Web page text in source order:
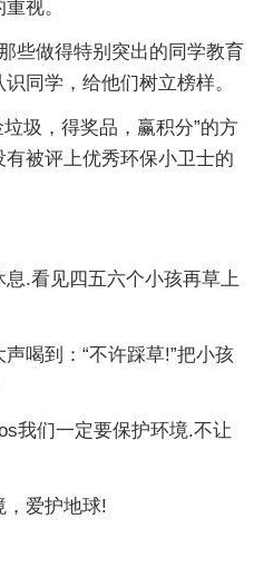
视。
些做得特别突出的同学教育
同学，给他们树立榜样。
圾，得奖品，赢积分”的方
被评上优秀环保小卫士的
.看见四五六个小孩再草上
喝到：“不许踩草!”把小孩
我们一定要保护环境.不让
，爱护地球!